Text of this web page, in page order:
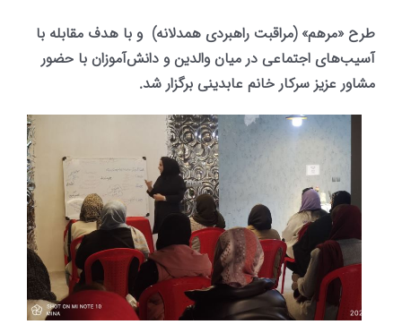
طرح «مرهم» (مراقبت راهبردی همدلانه) و با هدف مقابله با
آسیب‌های اجتماعی در میان والدین و دانش‌آموزان با حضور
مشاور عزیز سرکار خانم عابدینی برگزار شد.